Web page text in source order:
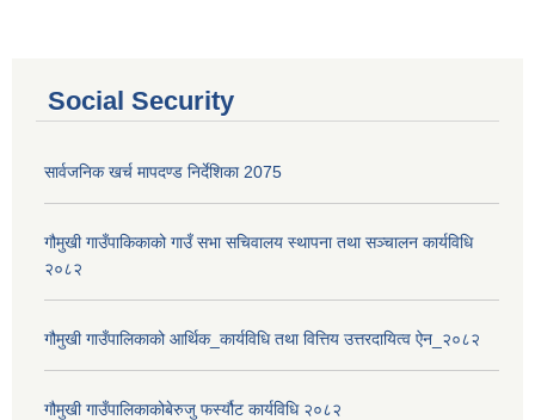
Social Security
सार्वजनिक खर्च मापदण्ड निर्देशिका 2075
गौमुखी गाउँपाकिकाको गाउँ सभा सचिवालय स्थापना तथा सञ्चालन कार्यविधि
२०८२
गौमुखी गाउँपालिकाको आर्थिक_कार्यविधि तथा वित्तिय उत्तरदायित्व ऐन_२०८२
गौमुखी गाउँपालिकाकोबेरुजु फर्स्यौट कार्यविधि २०८२